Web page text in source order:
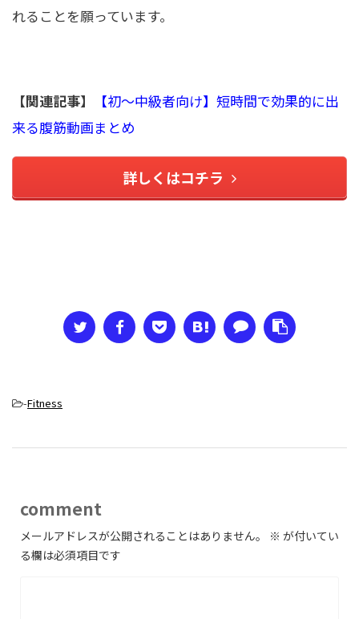
れることを願っています。
【関連記事】
【初〜中級者向け】短時間で効果的に出
来る腹筋動画まとめ
詳しくはコチラ
-Fitness
comment
メールアドレスが公開されることはありません。 ※ が付いてい
る欄は必須項目です